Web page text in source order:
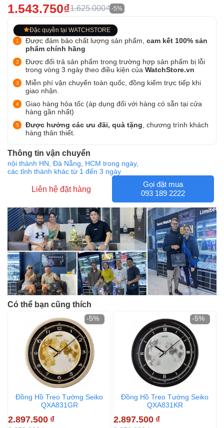
1.543.750₫1.625.000₫ -5%
Đặc quyền tại WATCHSTORE
Được đảm bảo chất lượng sản phẩm, cam kết 100% sản
phẩm chính hãng
Được đổi trả sản phẩm trong trường hợp sản phẩm bị lỗi
trong vòng 3 ngày theo điều kiện của WatchStore.vn
Miễn phí vận chuyển toàn quốc, đồng kiểm trực tiếp khi
giao nhận.
Giao hàng hỏa tốc (áp dụng đối với hàng có sẵn tại cửa
hàng gần nhất)
Được hưởng các ưu đãi, quà tặng , chương trình khách
hàng thân thiết.
Thông tin vận chuyển
nội thành HN, Đà Nẵng, HCM trong ngày,
các tỉnh thành khác từ 1 đến 3 ngày
Liên hệ đặt hàng
Gọi đặt mua
093 189 2222
Có thể bạn cũng thích
Đồng Hồ Treo Tường Seiko
QXA831GR
2.897.500 ₫
-5%
Đồng Hồ Treo Tường Seiko
QXA831KR
2.897.500 ₫
-5%